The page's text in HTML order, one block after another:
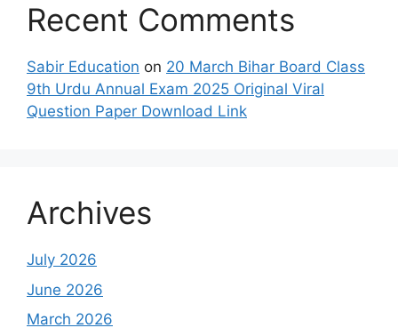
Recent Comments
Sabir Education on 20 March Bihar Board Class
9th Urdu Annual Exam 2025 Original Viral
Question Paper Download Link
Archives
July 2026
June 2026
March 2026